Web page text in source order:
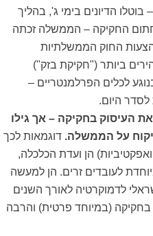
הדיונים בימי ג', בהליך
החקיקה – הממשלה זכתה
החוק הממשלתיות
חקיקה מהירים ביותר ("חקיקת בזק")
לכלים הפרלמנטריים –
היום.
העיסוק בחקיקה – אך גילו
על הממשלה. דוגמאות לכך
הן ועדת הכלכלה,
לעובדים זרים. הן למעשה
לדמוקרטיה לאורך השנים
(במיוחד פרטית) והרבה